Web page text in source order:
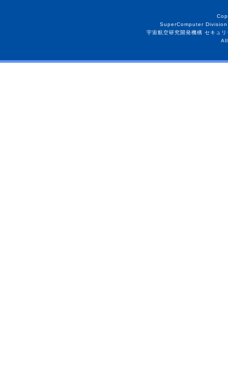
SuperComputer
宇宙航空研究開発機構 セキュ